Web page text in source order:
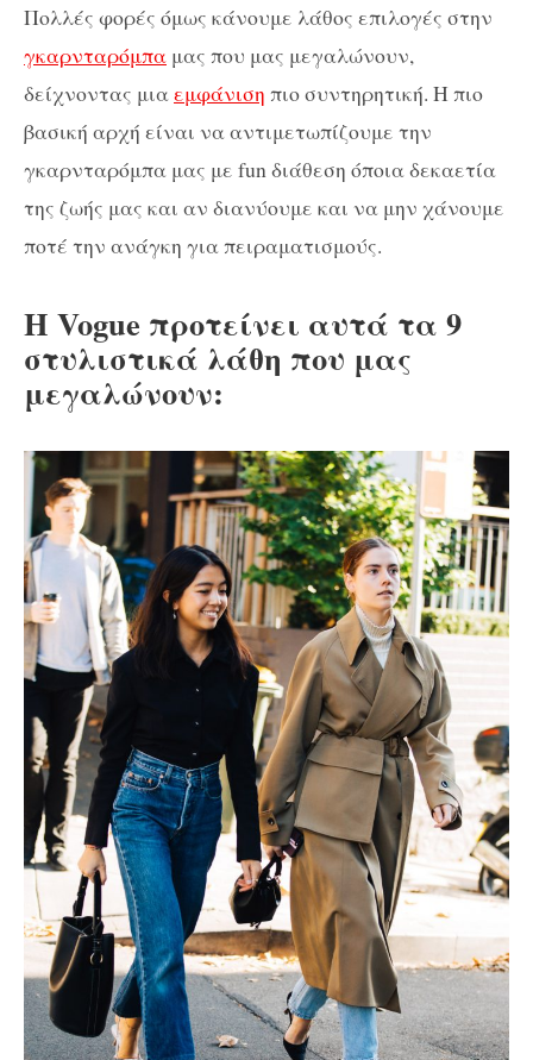
Πολλές φορές όμως κάνουμε λάθος επιλογές στην
γκαρνταρόμπα μας που μας μεγαλώνουν,
δείχνοντας μιαεμφάνιση πιο συντηρητική. Η πιο
βασική αρχή είναι να αντιμετωπίζουμε την
γκαρνταρόμπα μας με fun διάθεση όποια δεκαετία
της ζωής μας και αν διανύουμε και να μην χάνουμε
ποτέ την ανάγκη για πειραματισμούς.
Η Vogue προτείνει αυτά τα 9
στυλιστικά λάθη που μας
μεγαλώνουν: